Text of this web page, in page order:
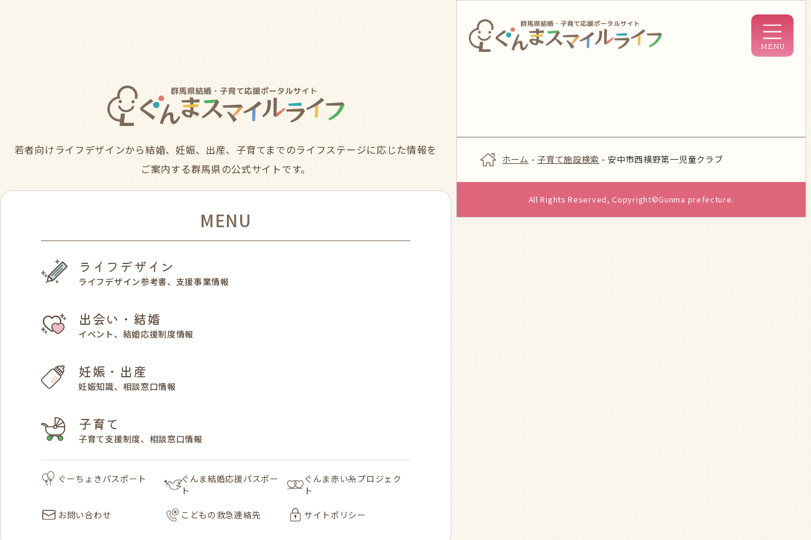
若者向けライフデザインから結婚、妊娠、出産、子育てまでのライフステージに応じた情報を
ご案内する群馬県の公式サイトです。
MENU
ライフデザイン
ライフデザイン参考書、支援事業情報
出会い・結婚
イベント、結婚応援制度情報
妊娠・出産
妊娠知識、相談窓口情報
子育て
子育て支援制度、相談窓口情報
ぐーちょきパスポート
ぐんま結婚応援パスポー
ト
ぐんま赤い糸プロジェク
ト
お問い合わせ
こどもの救急連絡先 サイトポリシー
ホーム - 子育て施設検索 -安中市西横野第一児童クラブ
All Rights Reserved, Copyright©Gunma prefecture.